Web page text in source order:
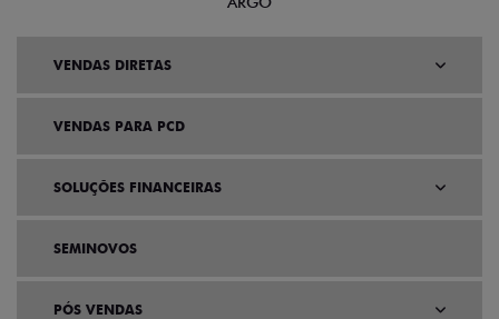
VENDAS DIRETAS
VENDAS PARA PCD
SOLUÇÕES FINANCEIRAS
SEMINOVOS
PÓS VENDAS